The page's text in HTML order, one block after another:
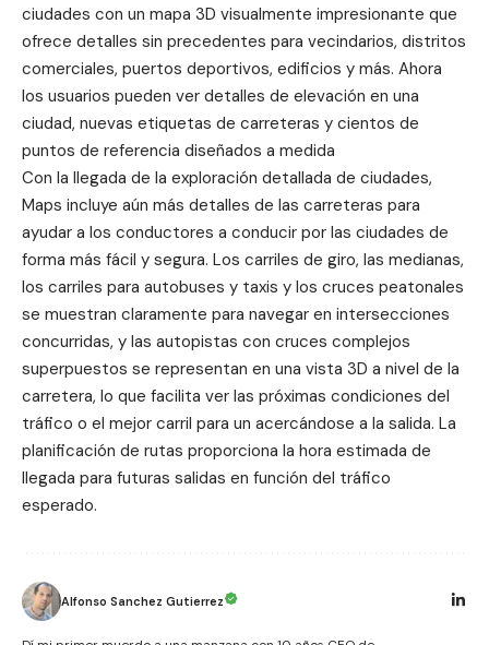
ciudades con un mapa 3D visualmente impresionante que
ofrece detalles sin precedentes para vecindarios, distritos
comerciales, puertos deportivos, edificios y más. Ahora
los usuarios pueden ver detalles de elevación en una
ciudad, nuevas etiquetas de carreteras y cientos de
puntos de referencia diseñados a medida
Con la llegada de la exploración detallada de ciudades,
Maps incluye aún más detalles de las carreteras para
ayudar a los conductores a conducir por las ciudades de
forma más fácil y segura. Los carriles de giro, las medianas,
los carriles para autobuses y taxis y los cruces peatonales
se muestran claramente para navegar en intersecciones
concurridas, y las autopistas con cruces complejos
superpuestos se representan en una vista 3D a nivel de la
carretera, lo que facilita ver las próximas condiciones del
tráfico o el mejor carril para un acercándose a la salida. La
planificación de rutas proporciona la hora estimada de
llegada para futuras salidas en función del tráfico
esperado.
Alfonso Sanchez Gutierrez